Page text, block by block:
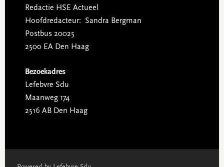
Redactie HSE Actueel
Hoofdredacteur: Sandra Bergman
Postbus 20025
2500 EA Den Haag
Bezoekadres
Lefebvre Sdu
Maanweg 174
2516 AB Den Haag